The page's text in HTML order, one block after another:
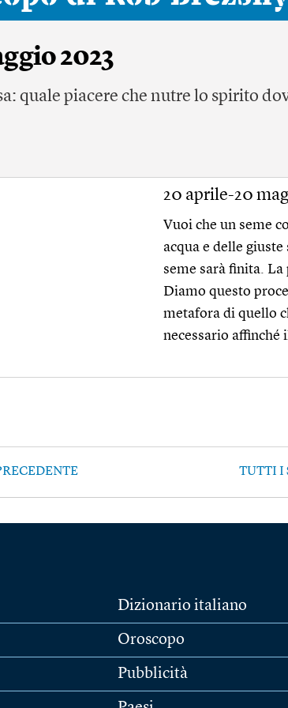
2023
quale piacere che nutre lo spirito
20 aprile-20
Vuoi che un seme
acqua e delle
seme sarà finita.
Diamo questo
metafora di quello
necessario affinché
TUTTI I
Dizionario italiano
Oroscopo
Pubblicità